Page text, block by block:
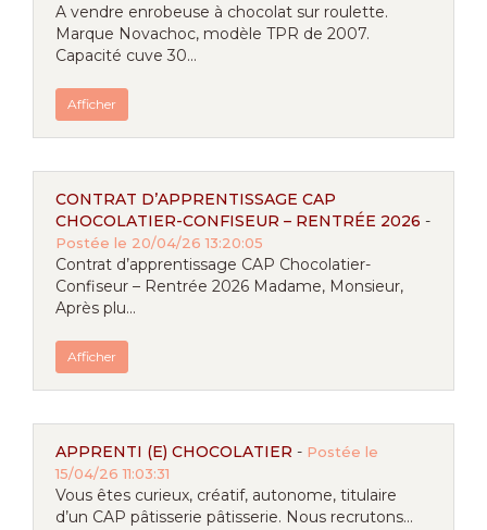
A vendre enrobeuse à chocolat sur roulette.
Marque Novachoc, modèle TPR de 2007.
Capacité cuve 30...
Afficher
CONTRAT D’APPRENTISSAGE CAP
CHOCOLATIER-CONFISEUR – RENTRÉE 2026 -
Postée le 20/04/26 13:20:05
Contrat d’apprentissage CAP Chocolatier-
Confiseur – Rentrée 2026 Madame, Monsieur,
Après plu...
Afficher
APPRENTI (E) CHOCOLATIER - Postée le
15/04/26 11:03:31
Vous êtes curieux, créatif, autonome, titulaire
d’un CAP pâtisserie pâtisserie. Nous recrutons...